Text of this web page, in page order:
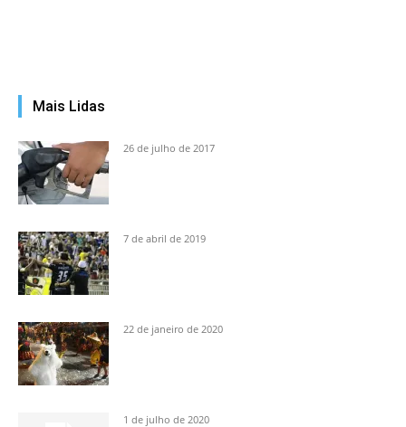
Mais Lidas
26 de julho de 2017
7 de abril de 2019
22 de janeiro de 2020
1 de julho de 2020